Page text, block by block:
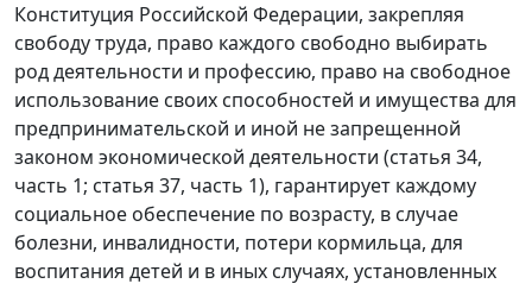
Конституция Российской Федерации, закрепляя
свободу труда, право каждого свободно выбирать
род деятельности и профессию, право на свободное
использование своих способностей и имущества для
предпринимательской и иной не запрещенной
законом экономической деятельности (статья 34,
часть 1; статья 37, часть 1), гарантирует каждому
социальное обеспечение по возрасту, в случае
болезни, инвалидности, потери кормильца, для
воспитания детей и в иных случаях, установленных